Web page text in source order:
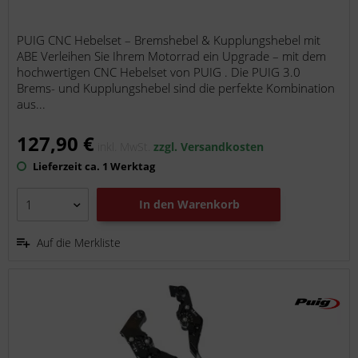
PUIG CNC Hebelset – Bremshebel & Kupplungshebel mit
ABE Verleihen Sie Ihrem Motorrad ein Upgrade – mit dem
hochwertigen CNC Hebelset von PUIG . Die PUIG 3.0
Brems- und Kupplungshebel sind die perfekte Kombination
aus...
127,90 € inkl. MwSt.zzgl. Versandkosten
Lieferzeit ca. 1 Werktag
In den Warenkorb
Auf die Merkliste